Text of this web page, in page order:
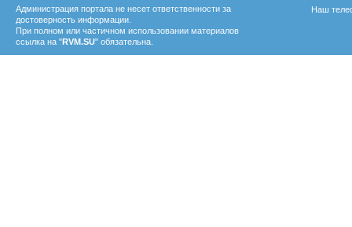
Администрация портала не несет ответственности за
достоверность информации.
При полном или частичном использовании материалов
ссылка на "RVM.SU" обязательна.
Наш